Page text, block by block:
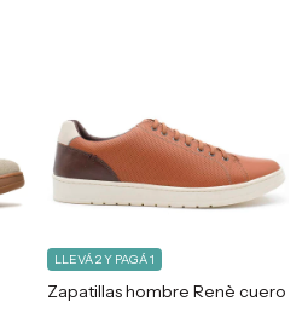
Zapatillas hombre Renè cuero
LLEVÁ 2 Y PAGÁ 1